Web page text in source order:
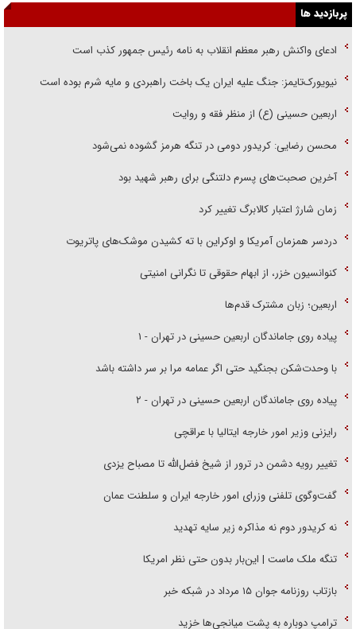
پربازدید ها
ادعای واکنش رهبر معظم انقلاب به نامه رئیس جمهور کذب است
نیویورک‌تایمز: جنگ علیه ایران یک باخت راهبردی و مایه شرم بوده است
اربعین حسینی (ع) از منظر فقه و روایت
محسن رضایی: کریدور دومی در تنگه هرمز گشوده نمی‌شود
آخرین صحبت‌های پسرم دلتنگی برای رهبر شهید بود
زمان شارژ اعتبار کالابرگ تغییر کرد
دردسر همزمان آمریکا و اوکراین با ته کشیدن موشک‌های پاتریوت
کنوانسیون خزر، از ابهام حقوقی تا نگرانی امنیتی
اربعین؛ زبان مشترک قدم‌ها
پیاده روی جاماندگان اربعین حسینی در تهران - ۱
با وحدت‌شکن بجنگید حتی اگر عمامه مرا بر سر داشته باشد
پیاده روی جاماندگان اربعین حسینی در تهران - ۲
رایزنی وزیر امور خارجه ایتالیا با عراقچی
تغییر رویه دشمن در ترور از شیخ فضل‌الله تا مصباح یزدی
گفت‌وگوی تلفنی وزرای امور خارجه ایران و سلطنت عمان
نه کریدور دوم نه مذاکره زیر سایه تهدید
تنگه ملک ماست | این‌بار بدون حتی نظر امریکا
بازتاب روزنامه جوان ۱۵ مرداد در شبکه خبر
ترامپ دوباره به پشت میانجی‌ها خزید